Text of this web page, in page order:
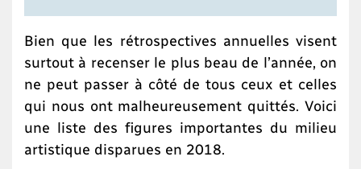
Bien que les rétrospectives annuelles visent
surtout à recenser le plus beau de l’année, on
ne peut passer à côté de tous ceux et celles
qui nous ont malheureusement quittés. Voici
une liste des figures importantes du milieu
artistique disparues en 2018.